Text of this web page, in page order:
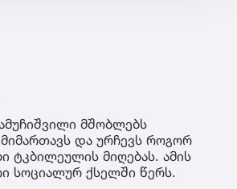
მშობლებს
და ურჩევს როგორ
ტკბილეულის მიღებას. ამის
სოციალურ ქსელში წერს.